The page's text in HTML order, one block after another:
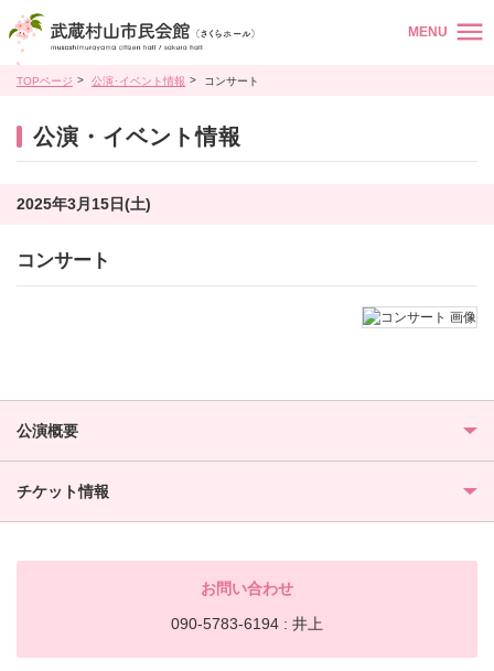
MENU
TOPページ 公演･イベント情報 コンサート
公演・イベント情報
2025年3月15日(土)
コンサート
公演概要
チケット情報
お問い合わせ
090-5783-6194 : 井上